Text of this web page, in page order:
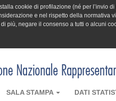
cookie di profilazione (né per l’invio
e nel rispetto della normativa
più, negare il consenso a tutti o alcuni
SALA STAMPA DATI